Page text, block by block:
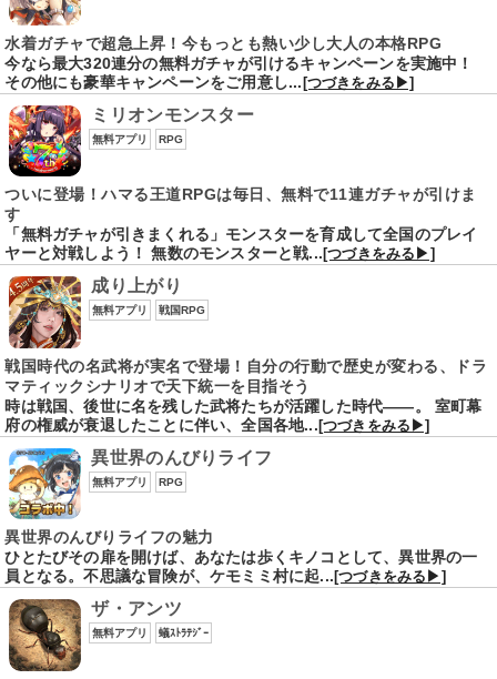
水着ガチャで超急上昇！今もっとも熱い少し大人の本格RPG
今なら最大320連分の無料ガチャが引けるキャンペーンを実施中！
その他にも豪華キャンペーンをご用意し... [つづきをみる▶]
ミリオンモンスター
無料アプリ RPG
ついに登場！ハマる王道RPGは毎日、無料で11連ガチャが引けま
す
「無料ガチャが引きまくれる」モンスターを育成して全国のプレイ
ヤーと対戦しよう！ 無数のモンスターと戦...[つづきをみる▶]
成り上がり
無料アプリ 戦国RPG
戦国時代の名武将が実名で登場！自分の行動で歴史が変わる、ドラ
マティックシナリオで天下統一を目指そう
時は戦国、後世に名を残した武将たちが活躍した時代――。 室町幕
府の権威が衰退したことに伴い、全国各地... [つづきをみる▶]
異世界のんびりライフ
無料アプリ RPG
異世界のんびりライフの魅力
ひとたびその扉を開けば、あなたは歩くキノコとして、異世界の一
員となる。不思議な冒険が、ケモミミ村に起...[つづきをみる▶]
ザ・アンツ
無料アプリ 蟻ｽﾄﾗﾃｼﾞｰ